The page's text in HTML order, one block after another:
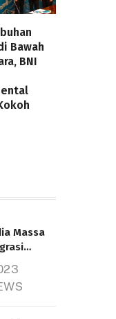
Bawah
BNI
Massa